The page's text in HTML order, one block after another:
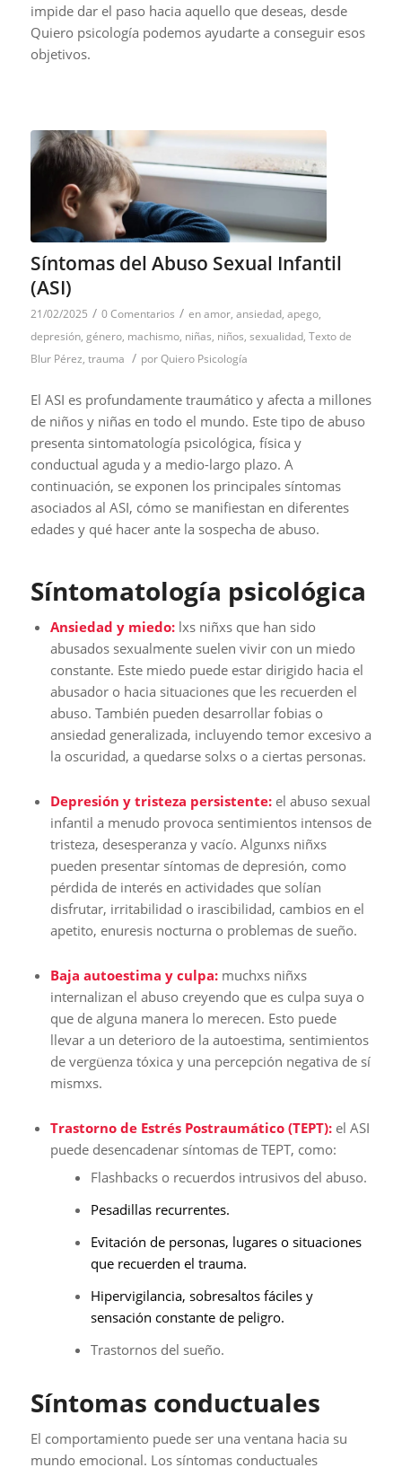
impide dar el paso hacia aquello que deseas, desde
Quiero psicología podemos ayudarte a conseguir esos
objetivos.
Síntomas del Abuso Sexual Infantil
(ASI)
21/02/2025 / 0 Comentarios / enamor, ansiedad, apego,
depresión, género, machismo, niñas, niños, sexualidad, Texto de
Blur Pérez, trauma / porQuiero Psicología
El ASI es profundamente traumático y afecta a millones
de niños y niñas en todo el mundo. Este tipo de abuso
presenta sintomatología psicológica, física y
conductual aguda y a medio-largo plazo. A
continuación, se exponen los principales síntomas
asociados al ASI, cómo se manifiestan en diferentes
edades y qué hacer ante la sospecha de abuso.
Síntomatología psicológica
Ansiedad y miedo:lxs niñxs que han sido
abusados sexualmente suelen vivir con un miedo
constante. Este miedo puede estar dirigido hacia el
abusador o hacia situaciones que les recuerden el
abuso. También pueden desarrollar fobias o
ansiedad generalizada, incluyendo temor excesivo a
la oscuridad, a quedarse solxs o a ciertas personas.
Depresión y tristeza persistente: el abuso sexual
infantil a menudo provoca sentimientos intensos de
tristeza, desesperanza y vacío. Algunxs niñxs
pueden presentar síntomas de depresión, como
pérdida de interés en actividades que solían
disfrutar, irritabilidad o irascibilidad, cambios en el
apetito, enuresis nocturna o problemas de sueño.
Baja autoestima y culpa: muchxs niñxs
internalizan el abuso creyendo que es culpa suya o
que de alguna manera lo merecen. Esto puede
llevar a un deterioro de la autoestima, sentimientos
de vergüenza tóxica y una percepción negativa de sí
mismxs.
Trastorno de Estrés Postraumático (TEPT):el ASI
puede desencadenar síntomas de TEPT, como:
Flashbacks o recuerdos intrusivos del abuso.
Pesadillas recurrentes.
Evitación de personas, lugares o situaciones
que recuerden el trauma.
Hipervigilancia, sobresaltos fáciles y
sensación constante de peligro.
Trastornos del sueño.
Síntomas conductuales
El comportamiento puede ser una ventana hacia su
mundo emocional. Los síntomas conductuales